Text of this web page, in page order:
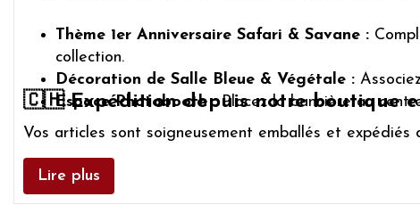
Thème 1er Anniversaire Safari & Savane :
collection.
Décoration de Salle Bleue & Végétale :
Espace Photobooth :Placez la bannière au
🇨🇭 Expédition depuis notre boutique
Vos articles sont soigneusement emballés et
Lire plus